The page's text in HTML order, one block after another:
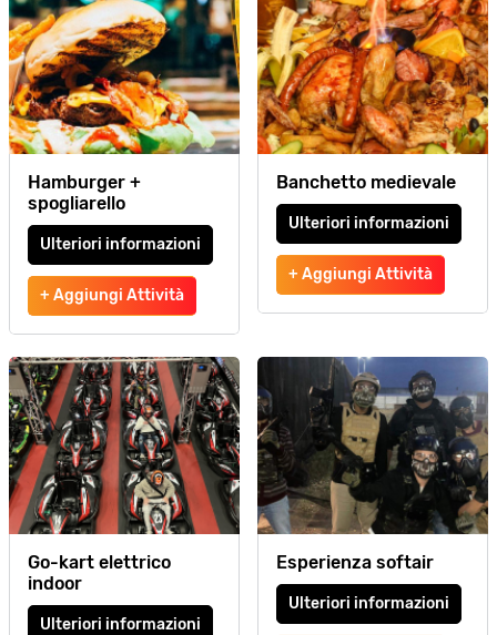
Hamburger +
spogliarello
Ulteriori informazioni
+ Aggiungi Attività
Banchetto medievale
Ulteriori informazioni
+ Aggiungi Attività
Go-kart elettrico
indoor
Ulteriori informazioni
Esperienza softair
Ulteriori informazioni